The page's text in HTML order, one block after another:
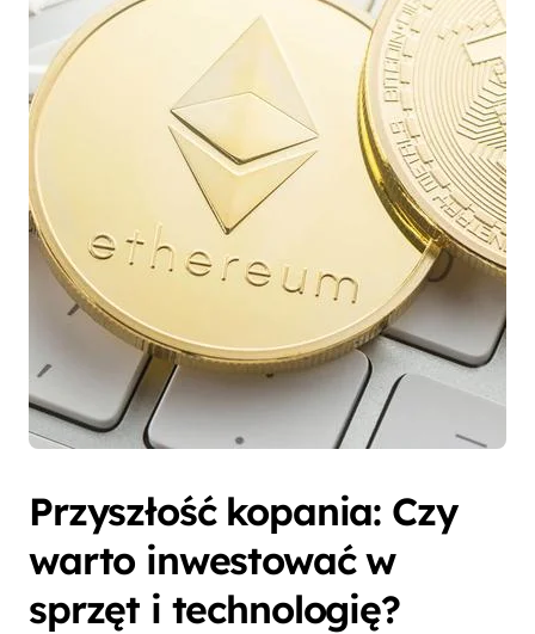
Przyszłość kopania: Czy
warto inwestować w
sprzęt i technologię?